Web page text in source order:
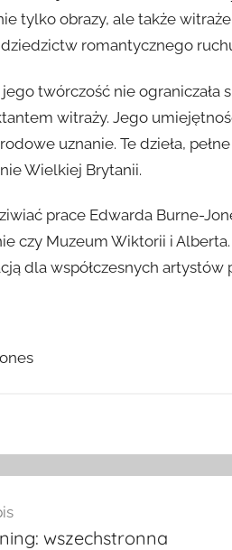
tylko obrazy, ale także
romantycznego
twórczość nie ograniczała
witraży. Jego
uznanie. Te dzieła,
Wielkiej Brytanii.
prace Edwarda Burne-
czy Muzeum Wiktorii i
dla współczesnych
wszechstronna